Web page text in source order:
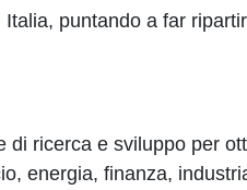
puntando a far
ricerca e sviluppo per
energia, finanza,